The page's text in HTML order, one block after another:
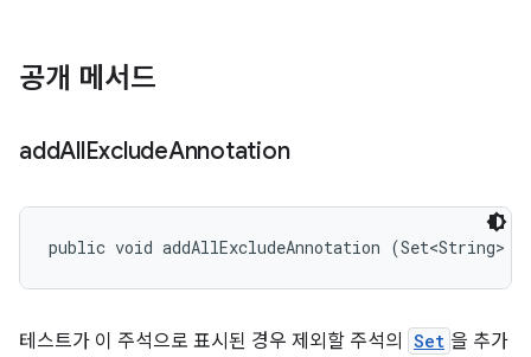
공개 메서드
addAllExcludeAnnotation
public void addAllExcludeAnnotation (Set<String>
테스트가 이 주석으로 표시된 경우 제외할 주석의 Set 을 추가